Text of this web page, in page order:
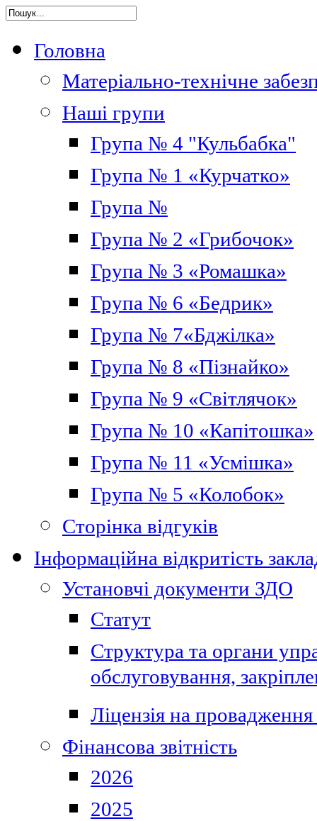
Головна
Матеріально-технічне
Наші групи
Група № 4 "Кульбабка"
Група № 1 «Курчатко»
Група №
Група № 2 «Грибочок»
Група № 3 «Ромашка»
Група № 6 «Бедрик»
Група № 7«Бджілка»
Група № 8 «Пізнайко»
Група № 9 «Світлячок»
Група № 10 «Капітошка»
Група № 11 «Усмішка»
Група № 5 «Колобок»
Сторінка відгуків
Інформаційна відкритість
Установчі документи ЗДО
Статут
Структура та органи
обслуговування,
Ліцензія на провадження
Фінансова звітність
2026
2025